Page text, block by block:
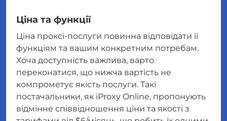
Ціна та функції
Ціна проксі-послуги повинна відповідати її
функціям та вашим конкретним потребам.
Хоча доступність важлива, варто
переконатися, що нижча вартість не
компрометує якість послуги. Такі
постачальники, як iProxy Online, пропонують
відмінне співвідношення ціни та якості з